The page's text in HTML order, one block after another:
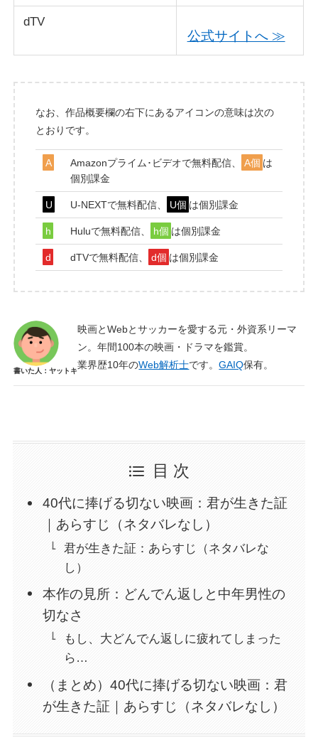
dTV
公式サイトへ ≫
なお、作品概要欄の右下にあるアイコンの意味は次の
とおりです。
A Amazonプライム･ビデオで無料配信、 A個 は
個別課金
U U-NEXTで無料配信、 U個 は個別課金
h Huluで無料配信、 h個 は個別課金
d dTVで無料配信、 d個 は個別課金
書いた人：ヤットキ
映画とWebとサッカーを愛する元・外資系リーマ
ン。年間100本の映画・ドラマを鑑賞。
業界歴10年のWeb解析士です。GAIQ保有。
目 次
40代に捧げる切ない映画：君が生きた証
｜あらすじ（ネタバレなし）
君が生きた証：あらすじ（ネタバレな
し）
本作の見所：どんでん返しと中年男性の
切なさ
もし、大どんでん返しに疲れてしまった
ら…
（まとめ）40代に捧げる切ない映画：君
が生きた証｜あらすじ（ネタバレなし）